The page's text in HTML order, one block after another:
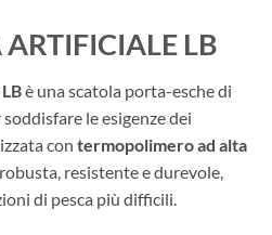
LB
è una scatola porta-esche di
le esigenze dei
con termopolimero ad alta
resistente e durevole,
di pesca più difficili.